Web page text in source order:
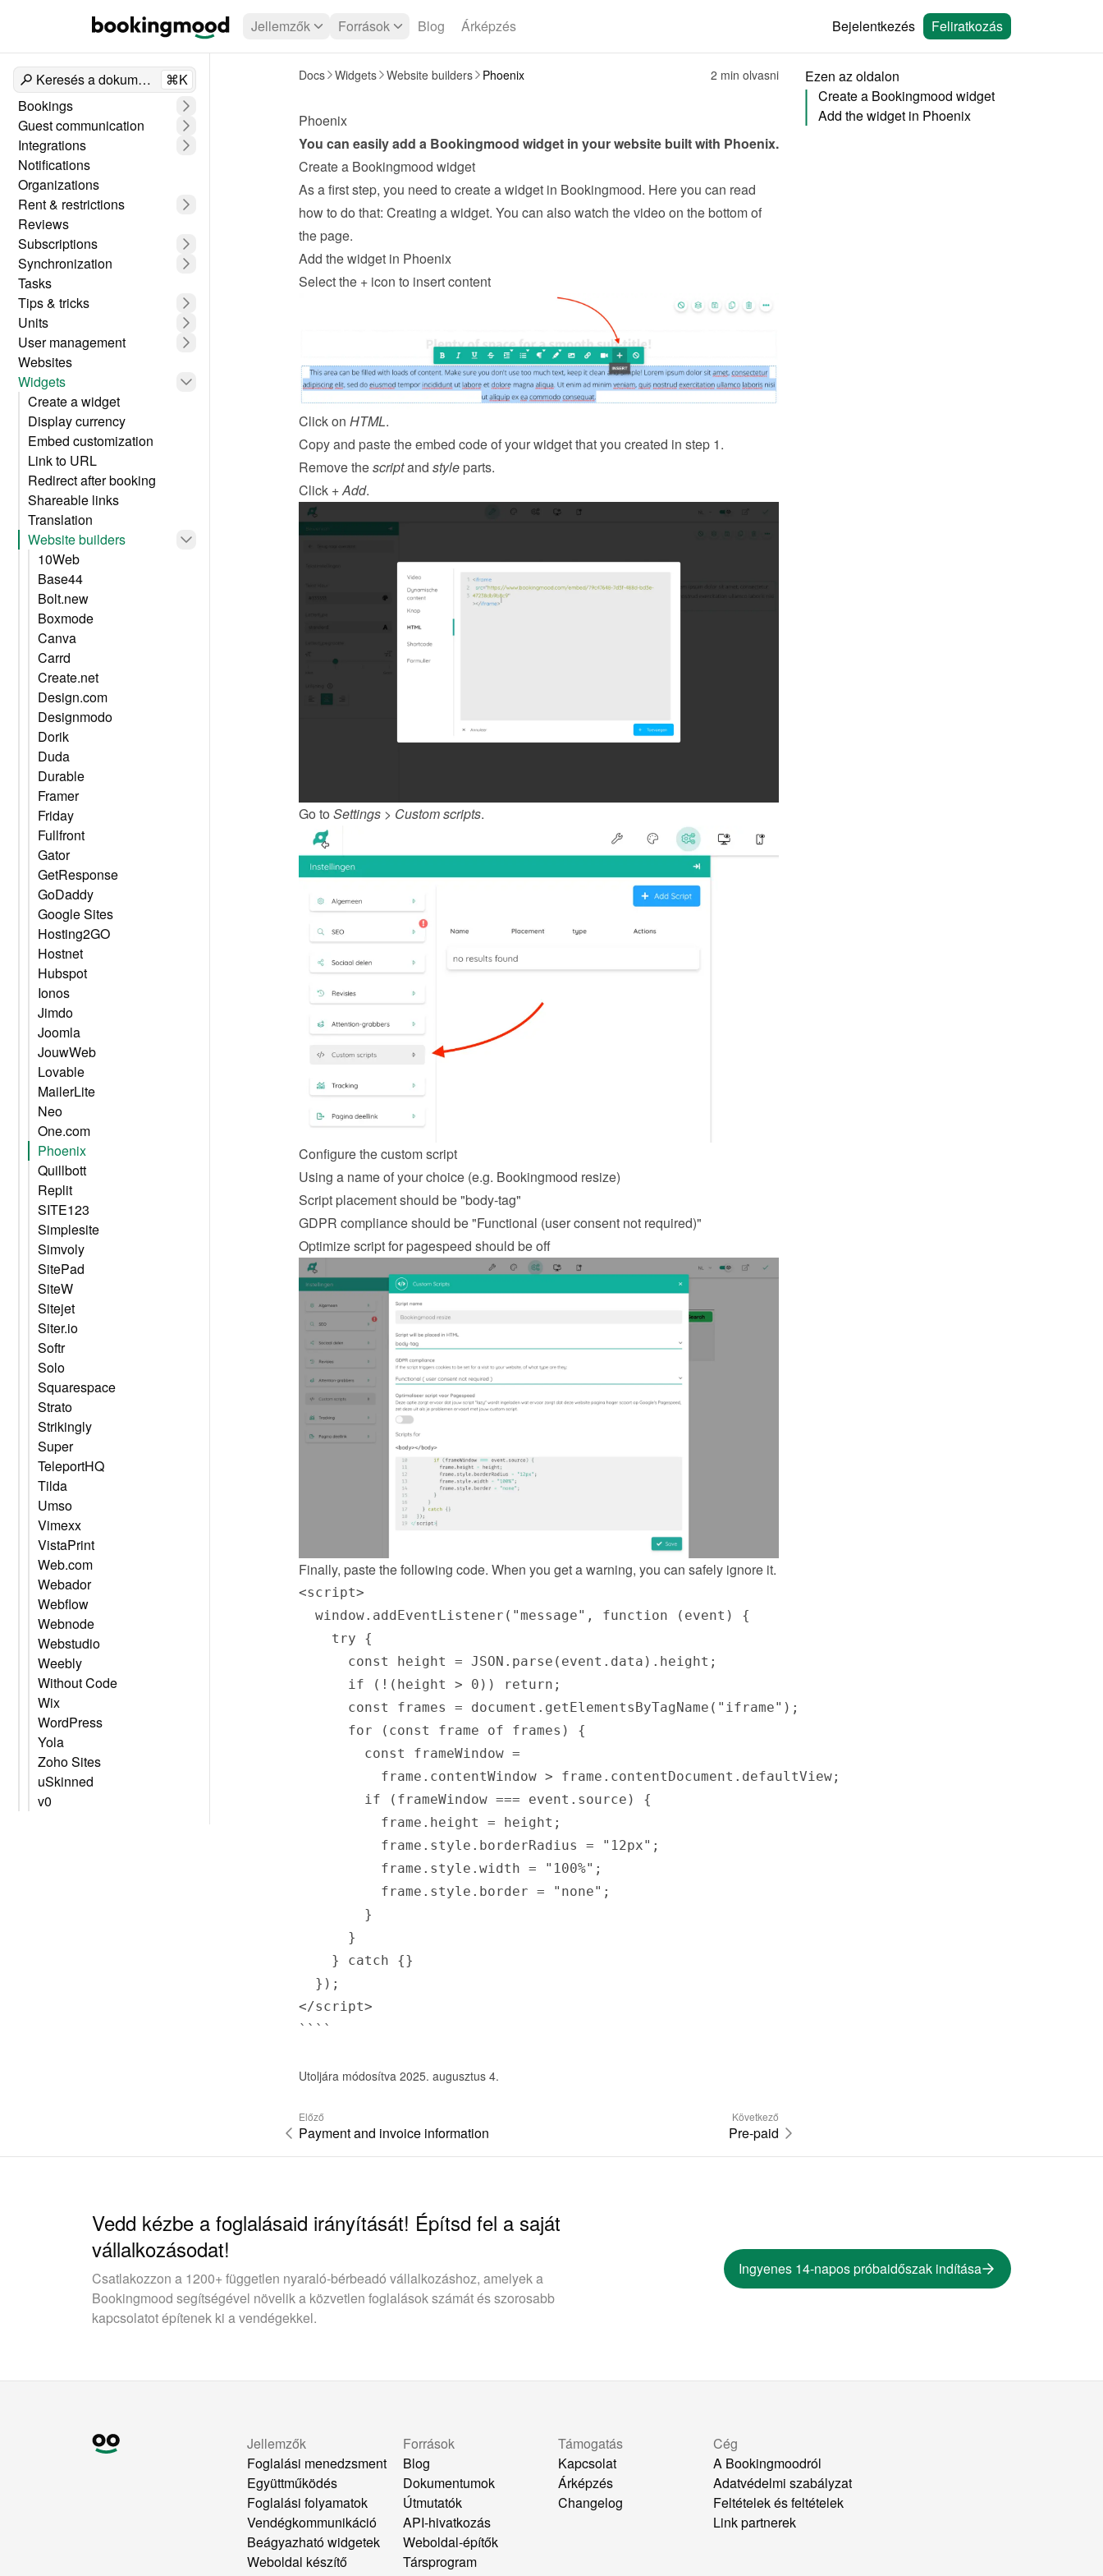
Jellemzők Források Blog Árképzés Bejelentkezés Feliratkozás
Keresés a dokumentumokban
⌘K
Bookings
Guest communication
Integrations
Notifications
Organizations
Rent & restrictions
Reviews
Subscriptions
Synchronization
Tasks
Tips & tricks
Units
User management
Websites
Widgets
Create a widget
Display currency
Embed customization
Link to URL
Redirect after booking
Shareable links
Translation
Website builders
10Web
Base44
Bolt.new
Boxmode
Canva
Carrd
Create.net
Design.com
Designmodo
Dorik
Duda
Durable
Framer
Friday
Fullfront
Gator
GetResponse
GoDaddy
Google Sites
Hosting2GO
Hostnet
Hubspot
Ionos
Jimdo
Joomla
JouwWeb
Lovable
MailerLite
Neo
One.com
Phoenix
Quillbott
Replit
SITE123
Simplesite
Simvoly
SitePad
SiteW
Sitejet
Siter.io
Softr
Solo
Squarespace
Strato
Strikingly
Super
TeleportHQ
Tilda
Umso
Vimexx
VistaPrint
Web.com
Webador
Webflow
Webnode
Webstudio
Weebly
Without Code
Wix
WordPress
Yola
Zoho Sites
uSkinned
v0
Docs Widgets Website builders Phoenix 2 min olvasni
Phoenix
You can easily add a Bookingmood widget in your website built with Phoenix.
Create a Bookingmood widget
As a first step, you need to create a widget in Bookingmood. Here you can read
how to do that: Creating a widget. You can also watch the video on the bottom of
the page.
Add the widget in Phoenix
Select the + icon to insert content
Click on HTML.
Copy and paste the embed code of your widget that you created in step 1.
Remove the script and style parts.
Click + Add.
Go to Settings > Custom scripts.
Configure the custom script
Using a name of your choice (e.g. Bookingmood resize)
Script placement should be "body-tag"
GDPR compliance should be "Functional (user consent not required)"
Optimize script for pagespeed should be off
Finally, paste the following code. When you get a warning, you can safely ignore it.
<script>
  window.addEventListener("message", function (event) {
    try {
      const height = JSON.parse(event.data).height;
      if (!(height > 0)) return;
      const frames = document.getElementsByTagName("iframe");
      for (const frame of frames) {
        const frameWindow =
          frame.contentWindow > frame.contentDocument.defaultView;
        if (frameWindow === event.source) {
          frame.height = height;
          frame.style.borderRadius = "12px";
          frame.style.width = "100%";
          frame.style.border = "none";
        }
      }
    } catch {}
  });
</script>
````
Utoljára módosítva 2025. augusztus 4.
Előző
Payment and invoice information
Következő
Pre-paid
Ezen az oldalon
Create a Bookingmood widget
Add the widget in Phoenix
Vedd kézbe a foglalásaid irányítását! Építsd fel a saját
vállalkozásodat!
Csatlakozzon a 1200+ független nyaraló-bérbeadó vállalkozáshoz, amelyek a
Bookingmood segítségével növelik a közvetlen foglalások számát és szorosabb
kapcsolatot építenek ki a vendégekkel.
Ingyenes 14-napos próbaidőszak indítása
Jellemzők
Foglalási menedzsment
Együttműködés
Foglalási folyamatok
Vendégkommunikáció
Beágyazható widgetek
Weboldal készítő
Források
Blog
Dokumentumok
Útmutatók
API-hivatkozás
Weboldal-építők
Társprogram
Támogatás
Kapcsolat
Árképzés
Changelog
Cég
A Bookingmoodról
Adatvédelmi szabályzat
Feltételek és feltételek
Link partnerek